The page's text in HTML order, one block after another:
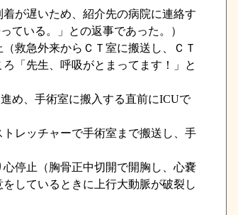
が遅いため、紹介先の病院に連絡す
ている。」との返事であった。）
救急外来からＣＴ室に搬送し、ＣＴ
「先生、呼吸がとまってます！」と
め、手術室に搬入する直前にICUで
レッチャーで手術室まで搬送し、手
停止（胸骨正中切開で開胸し、心嚢
しているときに上行大動脈が破裂し